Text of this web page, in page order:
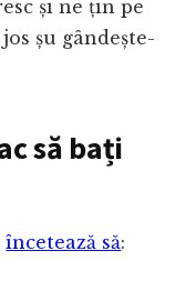
și ne țin pe
șu gândește-
să bați
încetează să: